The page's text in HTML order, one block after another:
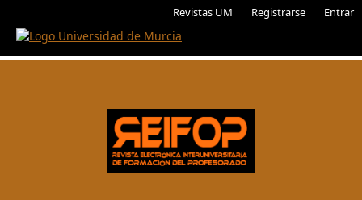
Revistas UM Registrarse Entrar